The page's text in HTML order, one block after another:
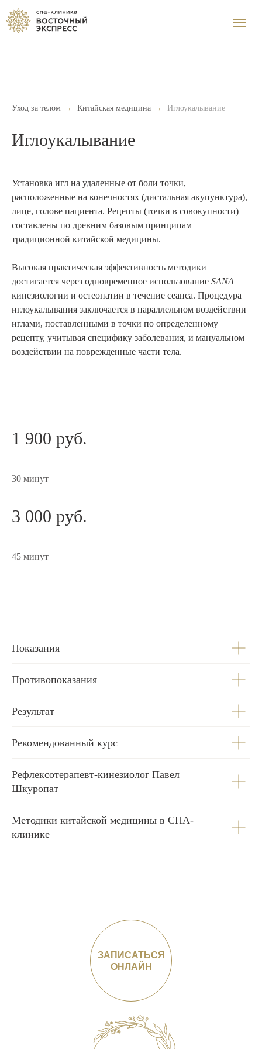
Уход за телом → Китайская медицина → Иглоукалывание
Иглоукалывание
Установка игл на удаленные от боли точки,
расположенные на конечностях (дистальная акупунктура),
лице, голове пациента. Рецепты (точки в совокупности)
составлены по древним базовым принципам
традиционной китайской медицины.
Высокая практическая эффективность методики
достигается через одновременное использование SANA
кинезиологии и остеопатии в течение сеанса. Процедура
иглоукалывания заключается в параллельном воздействии
иглами, поставленными в точки по определенному
рецепту, учитывая специфику заболевания, и мануальном
воздействии на поврежденные части тела.
1 900 руб.
30 минут
3 000 руб.
45 минут
Показания
Противопоказания
Результат
Рекомендованный курс
Рефлексотерапевт-кинезиолог Павел
Шкуропат
Методики китайской медицины в СПА-
клинике
ЗАПИСАТЬСЯ
ОНЛАЙН